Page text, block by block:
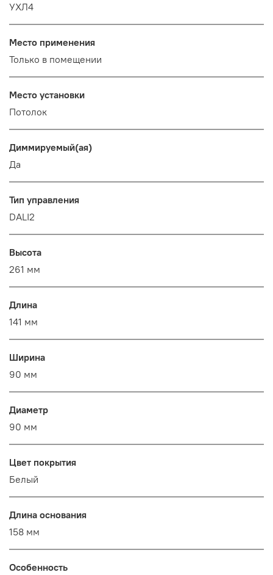
УХЛ4
Место применения
Только в помещении
Место установки
Потолок
Диммируемый(ая)
Да
Тип управления
DALI2
Высота
261 мм
Длина
141 мм
Ширина
90 мм
Диаметр
90 мм
Цвет покрытия
Белый
Длина основания
158 мм
Особенность